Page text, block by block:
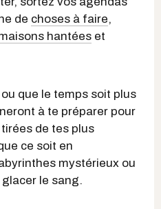
de choses à faire,
hantées et
que le temps soit plus
à te préparer pour
de tes plus
ce soit en
mystérieux ou
le sang.